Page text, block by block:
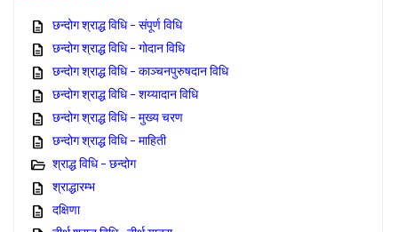
छन्दोग श्राद्ध विधि – संपूर्ण विधि
छन्दोग श्राद्ध विधि – गोदान विधि
छन्दोग श्राद्ध विधि – काञ्चनपुरुषदान विधि
छन्दोग श्राद्ध विधि – शय्यादान विधि
छन्दोग श्राद्ध विधि – मुख्य चरण
छन्दोग श्राद्ध विधि – माहिती
श्राद्ध विधि – छन्दोग
श्राद्धारम्भ
दक्षिणा